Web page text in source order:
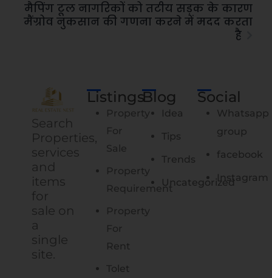
मैपिंग टूल नागरिकों को तटीय सड़क के कारण
मैंग्रोव नुकसान की गणना करने में मदद करता
है
Search
Properties,
services
and
items
for
sale on
a
single
site.
Listings
Property
For
Sale
Property
Requirement
Property
For
Rent
Tolet
Blog
Idea
Tips
Trends
Uncategorized
Social
Whatsapp
group
facebook
Instagram